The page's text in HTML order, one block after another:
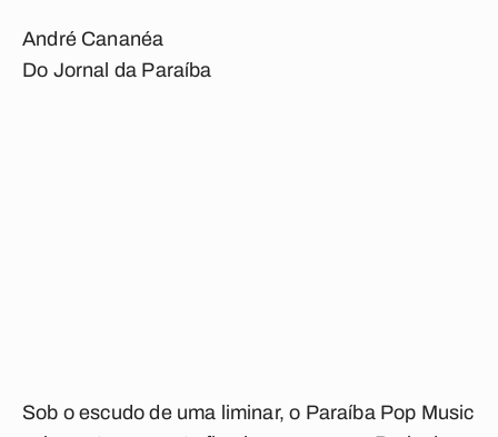
André Cananéa
Do Jornal da Paraíba
Sob o escudo de uma liminar, o Paraíba Pop Music